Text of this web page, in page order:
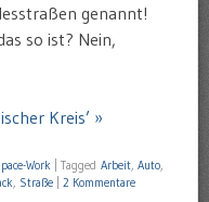
genannt!
so ist? Nein,
Kreis’ »
Work Tagged Arbeit Auto
Straße 2 Kommentare